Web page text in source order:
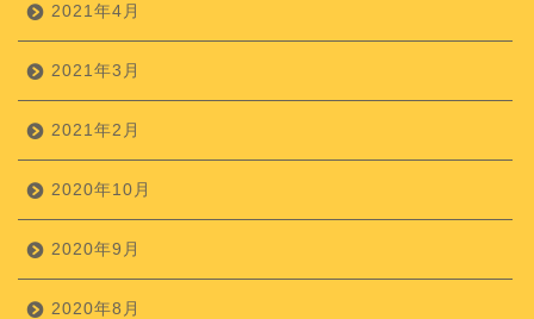
2021年4月
2021年3月
2021年2月
2020年10月
2020年9月
2020年8月